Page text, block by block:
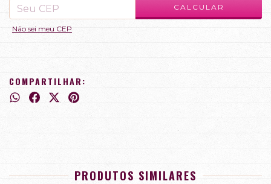
CALCULAR
Não sei meu CEP
COMPARTILHAR:
PRODUTOS SIMILARES